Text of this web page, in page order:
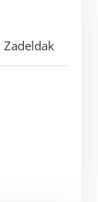
Zadeldak